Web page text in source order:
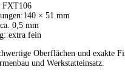
FXT106
× 51 mm
0,5 mm
extra fein
Oberflächen und exakte
und Werkstatteinsatz.